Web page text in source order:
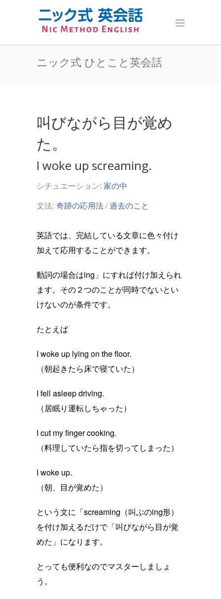
ニック式 ひとこと英会話
叫びながら目が覚め
た。
I woke up screaming.
シチュエーション: 家の中
文法: 奇跡の応用法/過去のこと
英語では、完結している文章に色々付け
加えて応用することができます。
動詞の場合はing」にすれば付け加えられ
ます。その２つのことが同時でないとい
けないのが条件です。
たとえば
I woke up lying on the floor.
（朝起きたら床で寝ていた）
I fell asleep driving.
（居眠り運転しちゃった）
I cut my finger cooking.
（料理していたら指を切ってしまった）
I woke up.
（朝、目が覚めた）
という文に「screaming（叫ぶのing形）
を付け加えるだけで「叫びながら目が覚
めた」になります。
とっても便利なのでマスターしましょ
う。